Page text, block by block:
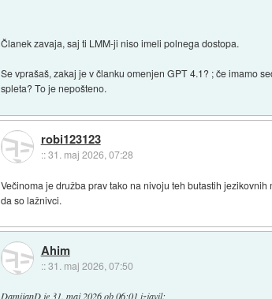
Članek zavaja, saj ti LMM-ji niso imeli polnega dostopa.
Se vprašaš, zakaj je v članku omenjen GPT 4.1? ; če imamo
spleta? To je nepošteno.
robi123123
::31. maj 2026, 07:28
Večinoma je družba prav tako na nivoju teh butastih
da so lažnivci.
Ahim
::31. maj 2026, 07:50
DamijanD je 31. maj 2026 ob 06:01 izjavil: